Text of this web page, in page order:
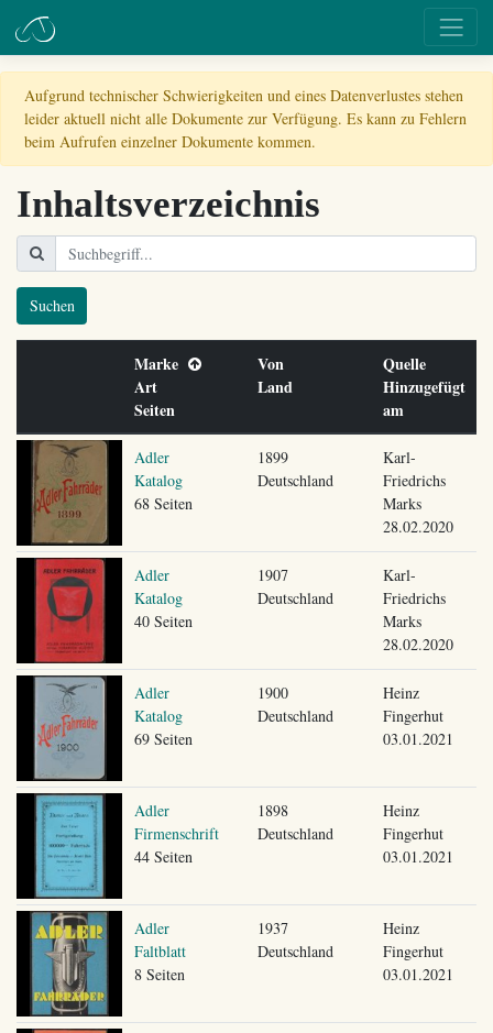
Aufgrund technischer Schwierigkeiten und eines Datenverlustes stehen
leider aktuell nicht alle Dokumente zur Verfügung. Es kann zu Fehlern
beim Aufrufen einzelner Dokumente kommen.
Inhaltsverzeichnis
Suchen
Marke
Art
Seiten
Von
Land
Quelle
Hinzugefügt
am
Adler
Katalog
68 Seiten
1899
Deutschland
Karl-
Friedrichs
Marks
28.02.2020
Adler
Katalog
40 Seiten
1907
Deutschland
Karl-
Friedrichs
Marks
28.02.2020
Adler
Katalog
69 Seiten
1900
Deutschland
Heinz
Fingerhut
03.01.2021
Adler
Firmenschrift
44 Seiten
1898
Deutschland
Heinz
Fingerhut
03.01.2021
Adler
Faltblatt
8 Seiten
1937
Deutschland
Heinz
Fingerhut
03.01.2021